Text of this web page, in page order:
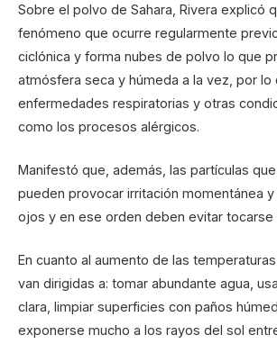
Sobre el polvo de Sahara, Rivera explicó
fenómeno que ocurre regularmente
ciclónica y forma nubes de polvo lo que
atmósfera seca y húmeda a la vez, por lo
enfermedades respiratorias y otras
como los procesos alérgicos.
Manifestó que, además, las partículas
pueden provocar irritación momentánea
ojos y en ese orden deben evitar tocarse
En cuanto al aumento de las
van dirigidas a: tomar abundante agua,
clara, limpiar superficies con paños
exponerse mucho a los rayos del sol entre